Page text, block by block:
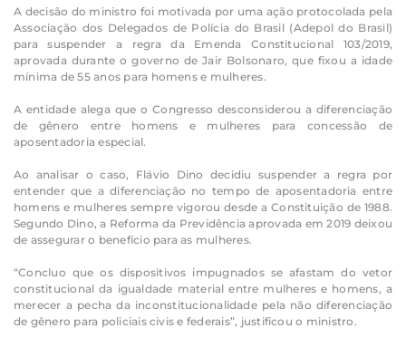
A decisão do ministro foi motivada por uma ação protocolada pela
Associação dos Delegados de Polícia do Brasil (Adepol do Brasil)
para suspender a regra da Emenda Constitucional 103/2019,
aprovada durante o governo de Jair Bolsonaro, que fixou a idade
mínima de 55 anos para homens e mulheres.
A entidade alega que o Congresso desconsiderou a diferenciação
de gênero entre homens e mulheres para concessão de
aposentadoria especial.
Ao analisar o caso, Flávio Dino decidiu suspender a regra por
entender que a diferenciação no tempo de aposentadoria entre
homens e mulheres sempre vigorou desde a Constituição de 1988.
Segundo Dino, a Reforma da Previdência aprovada em 2019 deixou
de assegurar o benefício para as mulheres.
“Concluo que os dispositivos impugnados se afastam do vetor
constitucional da igualdade material entre mulheres e homens, a
merecer a pecha da inconstitucionalidade pela não diferenciação
de gênero para policiais civis e federais”, justificou o ministro.